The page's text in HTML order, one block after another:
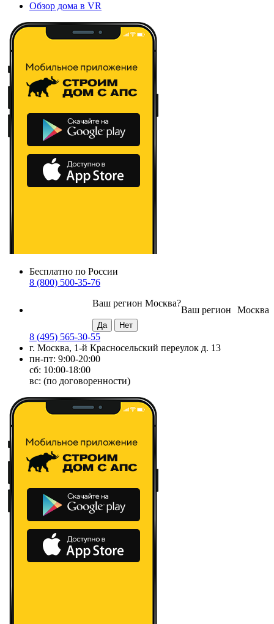
Обзор дома в VR
Бесплатно по России
8 (800) 500-35-76
Москва
Ваш регион
Ваш регион Москва?
8 (495) 565-30-55
г. Москва, 1-й Красносельский переулок д. 13
пн-пт: 9:00-20:00
сб: 10:00-18:00
вс: (по договоренности)